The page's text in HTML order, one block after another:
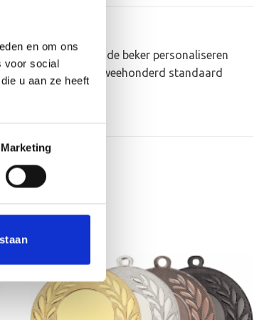
en om ons
voor social
u aan ze heeft
Marketing
We kunnen de beker personaliseren
kan een van onze tweehonderd standaard
verlanglijst